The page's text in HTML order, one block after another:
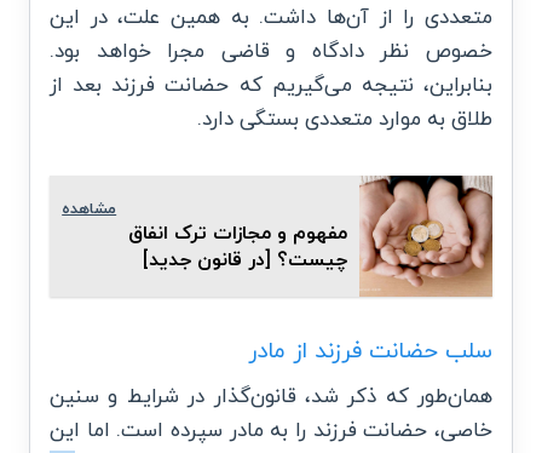
متعددی را از آن‌ها داشت. به همین علت، در این
خصوص نظر دادگاه و قاضی مجرا خواهد بود.
بنابراین، نتیجه می‌گیریم که حضانت فرزند بعد از
طلاق به موارد متعددی بستگی دارد.
مشاهده
مفهوم و مجازات ترک انفاق
چیست؟ [در قانون جدید]
سلب حضانت فرزند از مادر
همان‌طور که ذکر شد، قانون‌گذار در شرایط و سنین
خاصی، حضانت فرزند را به مادر سپرده است. اما این